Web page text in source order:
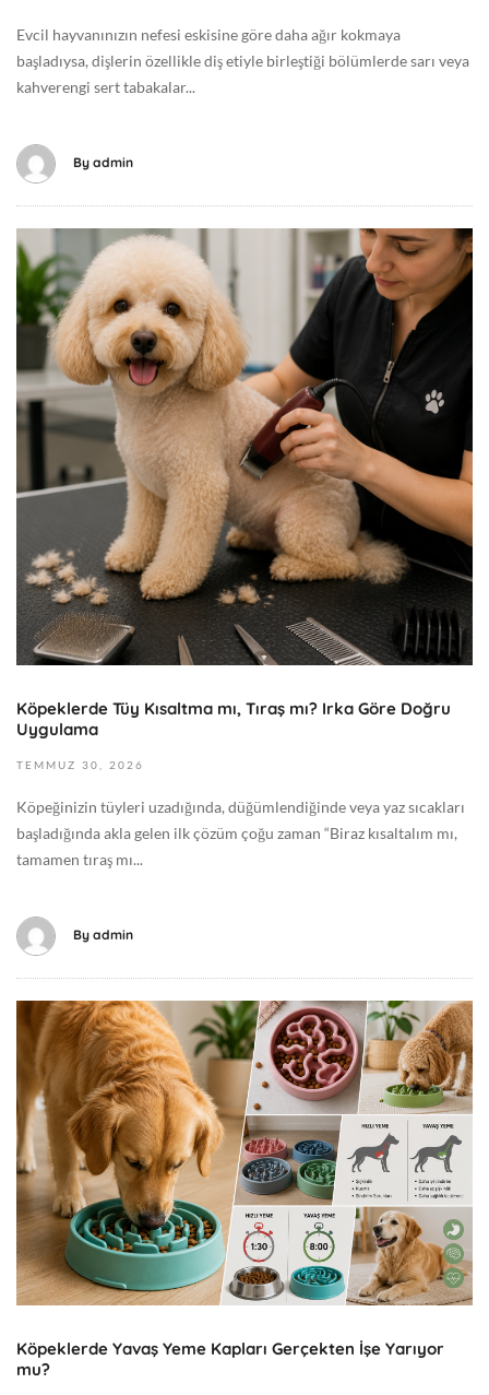
-
0
8
0
6
T
1
1
:
3
4
5
0
G
e
n
l
Evcil hayvanınızın nefesi eskisine göre daha ağır kokmaya
başladıysa, dişlerin özellikle diş etiyle birleştiği bölümlerde sarı veya
kahverengi sert tabakalar...
By admin
T
e
m
m
z
3
0
0
0
2
6
0
7
-
0
T
0
3
2
:
0
0
:
0
G
e
n
l
Köpeklerde Tüy Kısaltma mı, Tıraş mı? Irka Göre Doğru
Uygulama
TEMMUZ 30, 2026
Köpeğinizin tüyleri uzadığında, düğümlendiğinde veya yaz sıcakları
başladığında akla gelen ilk çözüm çoğu zaman “Biraz kısaltalım mı,
tamamen tıraş mı...
By admin
m
u
z
2
3
,
2
0
2
2
0
Köpeklerde Yavaş Yeme Kapları Gerçekten İşe Yarıyor
mu?